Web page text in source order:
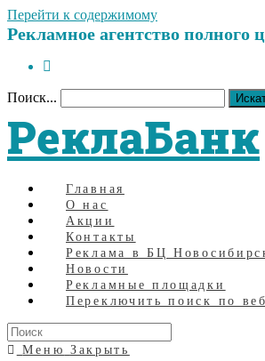
Перейти к содержимому
Рекламное агентство полного
Поиск...
РеклаБанк
Главная
О нас
Акции
Контакты
Реклама в БЦ
Новости
Рекламные площадки
Переключить поиск по
Меню Закрыть